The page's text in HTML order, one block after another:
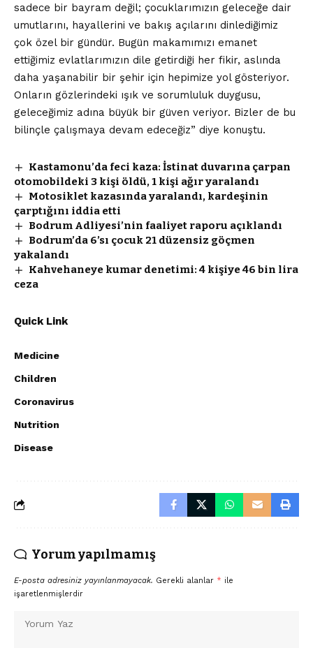
sadece bir bayram değil; çocuklarımızın geleceğe dair
umutlarını, hayallerini ve bakış açılarını dinlediğimiz
çok özel bir gündür. Bugün makamımızı emanet
ettiğimiz evlatlarımızın dile getirdiği her fikir, aslında
daha yaşanabilir bir şehir için hepimize yol gösteriyor.
Onların gözlerindeki ışık ve sorumluluk duygusu,
geleceğimiz adına büyük bir güven veriyor. Bizler de bu
bilinçle çalışmaya devam edeceğiz” diye konuştu.
Kastamonu’da feci kaza: İstinat duvarına çarpan
otomobildeki 3 kişi öldü, 1 kişi ağır yaralandı
Motosiklet kazasında yaralandı, kardeşinin
çarptığını iddia etti
Bodrum Adliyesi’nin faaliyet raporu açıklandı
Bodrum’da 6’sı çocuk 21 düzensiz göçmen
yakalandı
Kahvehaneye kumar denetimi: 4 kişiye 46 bin lira
ceza
Quick Link
Medicine
Children
Coronavirus
Nutrition
Disease
Yorum yapılmamış
E-posta adresiniz yayınlanmayacak. Gerekli alanlar * ile
işaretlenmişlerdir